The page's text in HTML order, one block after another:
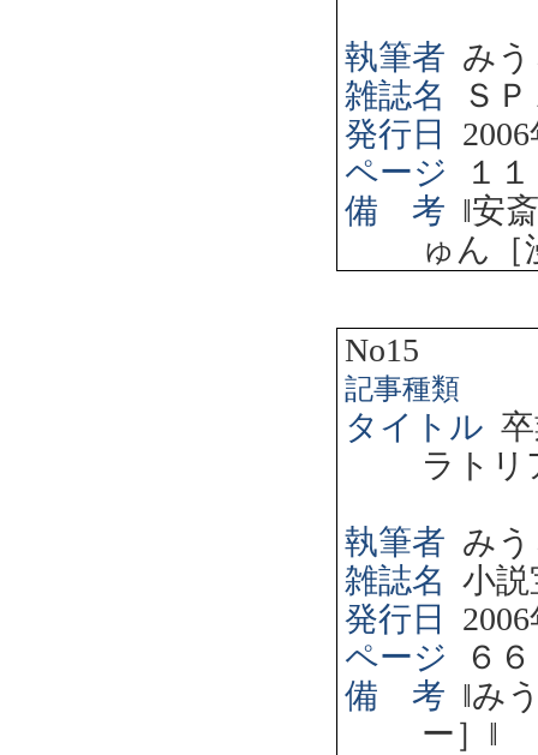
執筆者 み
雑誌名
Ｓ
発行日
2006
ページ
１
備 考 ‖安
ゅん［
No15
記事種類
タイトル
ラト
執筆者 み
雑誌名 小説
発行日
2006
ページ
６
備 考 ‖み
ー］ ‖